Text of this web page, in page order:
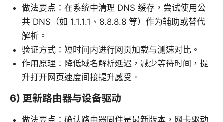
做法要点：在系统中清理 DNS 缓存，尝试使用公
共 DNS（如 1.1.1.1、8.8.8.8 等）作为辅助或替代
解析。
验证方式：短时间内进行网页加载与测速对比。
作用原理：降低域名解析延迟，减少等待时间，提
升打开网页速度间接提升感受。
6) 更新路由器与设备驱动
做法要点：确认路由器固件是最新版本，网卡驱动